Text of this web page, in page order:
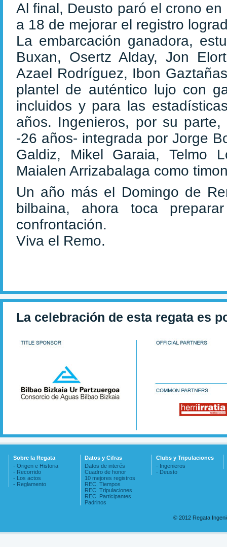
Al final, Deusto paró el crono
a 18 de mejorar el registro
La embarcación ganadora,
Buxan, Osertz Alday, Jon
Azael Rodríguez, Ibon
plantel de auténtico lujo con
incluidos y para las
años. Ingenieros, por su
-26 años- integrada por Jorge
Galdiz, Mikel Garaia, Telmo
Maialen Arrizabalaga como
Un año más el Domingo de
bilbaina, ahora toca
confrontación.
Viva el Remo.
La celebración de esta regata es
Sobre la Regata
- Origen e Historia
- Recorrido
- Los actos
- Reglamento
Datos y Cifras
Datos de interés
Cuadro de honor
10 mejores registros
REC. Tiempos
REC. Tripulaciones
REC. Participantes
Padrinos
Clubs y Tripulaciones
- Ingenieros
- Deusto
© 2012 Regata